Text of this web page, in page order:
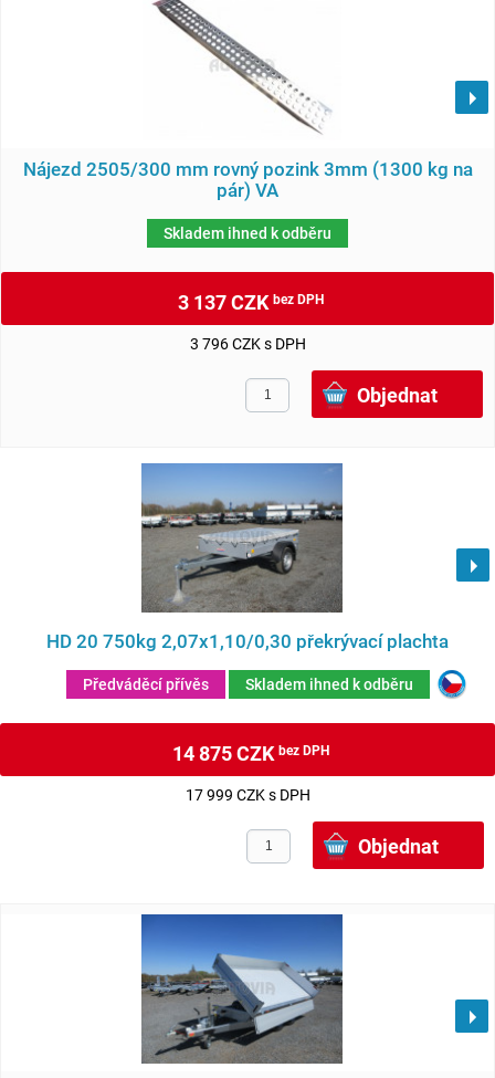
Nájezd 2505/300 mm rovný pozink 3mm (1300 kg na
pár) VA
Skladem ihned k odběru
3 137 CZKbez DPH
3 796 CZK s DPH
HD 20 750kg 2,07x1,10/0,30 překrývací plachta
Předváděcí přívěs Skladem ihned k odběru
14 875 CZKbez DPH
17 999 CZK s DPH